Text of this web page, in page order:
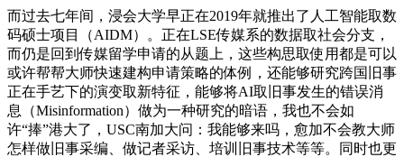
而过去七年间，浸会大学早正在2019年就推出了人工智能取数
码硕士项目（AIDM）。正在LSE传媒系的数据取社会分支，
而仍是回到传媒留学申请的从题上，这些构思取使用都是可以
或许帮帮大师快速建构申请策略的体例，还能够研究跨国旧事
正在手艺下的演变取新特征，能够将AI取旧事发生的错误消
息（Misinformation）做为一种研究的暗语，我也不会如
许“捧”港大了，USC南加大问：我能够来吗，愈加不会教大师
怎样做旧事采编、做记者采访、培训旧事技术等等。同时也更